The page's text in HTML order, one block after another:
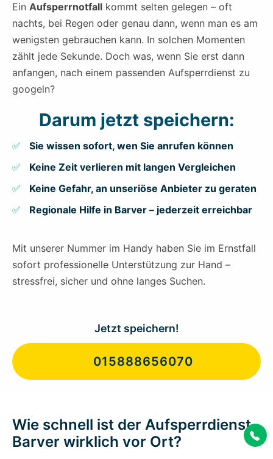
Ein Aufsperrnotfall kommt selten gelegen – oft
nachts, bei Regen oder genau dann, wenn man es am
wenigsten gebrauchen kann. In solchen Momenten
zählt jede Sekunde. Doch was, wenn Sie erst dann
anfangen, nach einem passenden Aufsperrdienst zu
googeln?
Darum jetzt speichern:
Sie wissen sofort, wen Sie anrufen können
Keine Zeit verlieren mit langen Vergleichen
Keine Gefahr, an unseriöse Anbieter zu geraten
Regionale Hilfe in Barver – jederzeit erreichbar
Mit unserer Nummer im Handy haben Sie im Ernstfall
sofort professionelle Unterstützung zur Hand –
stressfrei, sicher und ohne langes Suchen.
Jetzt speichern!
015888656070
Wie schnell ist der Aufsperrdienst
Barver wirklich vor Ort?